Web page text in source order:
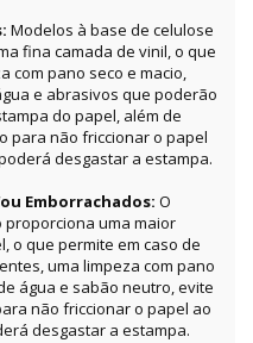
Modelos à base de celulose
fina camada de vinil, o que
com pano seco e macio,
e abrasivos que poderão
do papel, além de
para não friccionar o papel
desgastar a estampa.
Emborrachados: O
proporciona uma maior
o que permite em caso de
uma limpeza com pano
água e sabão neutro, evite
não friccionar o papel ao
desgastar a estampa.